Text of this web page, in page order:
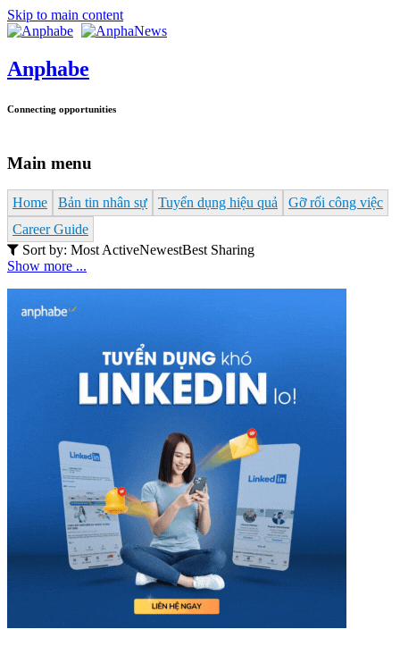
Skip to main content
Anphabe
Connecting opportunities
Main menu
Home Bản tin nhân sự Tuyển dụng hiệu quả
Gỡ rối công việc
Career Guide
Sort by: Most ActiveNewestBest Sharing
Show more ...